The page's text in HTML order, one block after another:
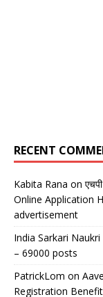
RECENT
Kabita Rana on
Online Application
advertisement
India Sarkari Naukri
– 69000 posts
PatrickLom on
Registration Benefit